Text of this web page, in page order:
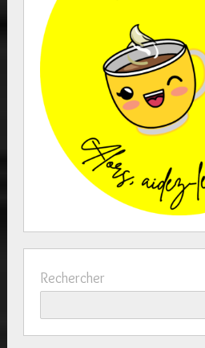
Rechercher